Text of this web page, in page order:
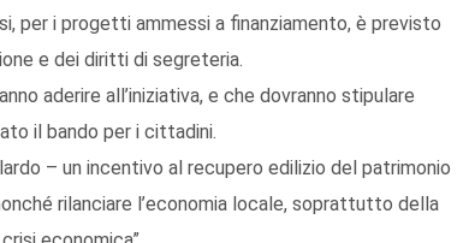
per i progetti ammessi a finanziamento, è previsto
e dei diritti di segreteria.
aderire all’iniziativa, e che dovranno stipulare
il bando per i cittadini.
– un incentivo al recupero edilizio del patrimonio
rilanciare l’economia locale, soprattutto della